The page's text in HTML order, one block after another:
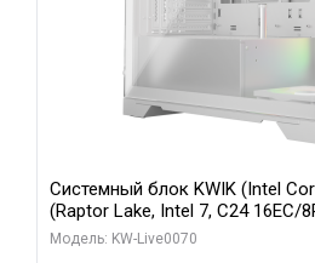
Системный блок KWIK (Intel
(Raptor Lake, Intel 7, C24 16EC/
модуля)/ Gigabyte RTX5080
Модель: KW-Live0070